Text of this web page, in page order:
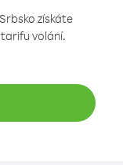
získáte
volání.